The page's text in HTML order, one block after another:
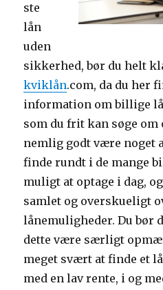
ste
lån
uden
sikkerhed, bør du helt
kviklån.com, da du her
information om billige
som du frit kan søge om
nemlig godt være noget
finde rundt i de mange
muligt at optage i dag,
samlet og overskueligt
lånemuligheder. Du bør
dette være særligt
meget svært at finde et
med en lav rente, i og